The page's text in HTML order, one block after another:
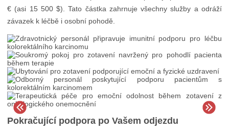
€ (asi 15 500 $). Tato částka zahrnuje všechny služby a odráží
závazek k léčbě i osobní pohodě.
Pokračující podpora po Vašem odjezdu